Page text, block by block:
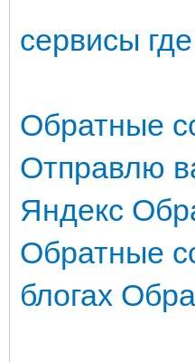
сервисы
Обратные
Отправлю
Яндекс
Обратные
блогах